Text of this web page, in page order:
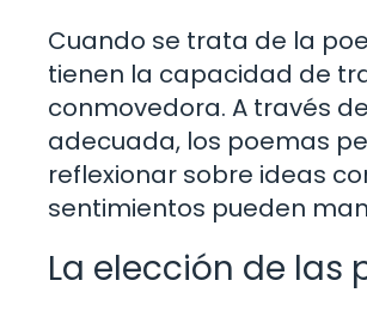
Cuando se trata de la
tienen la capacidad de
conmovedora. A través
adecuada, los poemas
reflexionar sobre ideas
sentimientos pueden
La elección de